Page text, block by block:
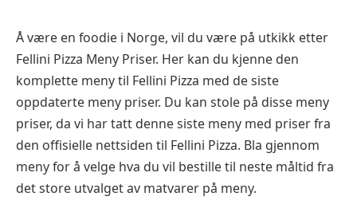
Å være en foodie i Norge, vil du være på utkikk etter
Fellini Pizza Meny Priser. Her kan du kjenne den
komplette meny til Fellini Pizza med de siste
oppdaterte meny priser. Du kan stole på disse meny
priser, da vi har tatt denne siste meny med priser fra
den offisielle nettsiden til Fellini Pizza. Bla gjennom
meny for å velge hva du vil bestille til neste måltid fra
det store utvalget av matvarer på meny.